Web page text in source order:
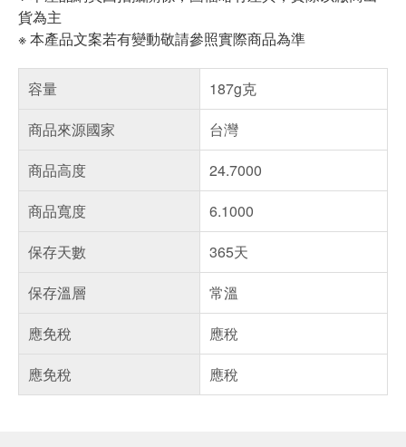
貨為主
※ 本產品文案若有變動敬請參照實際商品為準
容量
187g克
商品來源國家
台灣
商品高度
24.7000
商品寬度
6.1000
保存天數
365天
保存溫層
常溫
應免稅
應稅
應免稅
應稅